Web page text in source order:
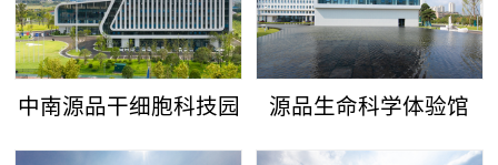
中南源品干细胞科技园 源品生命科学体验馆